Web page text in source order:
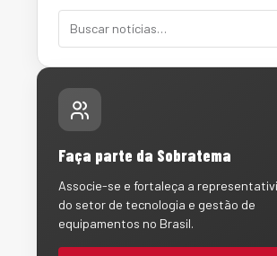
Buscar notícias
Faça parte da Sobratema
Associe-se e fortaleça a
do setor de tecnologia e gestão de
equipamentos no Brasil.